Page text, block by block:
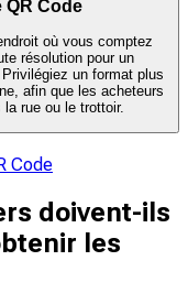
QR Code
où vous comptez
résolution pour un
un format plus
afin que les acheteurs
rue ou le trottoir.
Code
doivent-ils
les